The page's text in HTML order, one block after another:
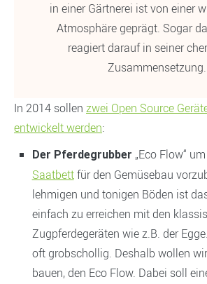
in einer Gärtnerei ist von einer
Atmosphäre geprägt. Sogar
reagiert darauf in seiner
Zusammensetzung.
In 2014 sollen zwei Open Source
entwickelt werden:
Der Pferdegrubber „Eco Flow“
Saatbettfür den Gemüsebau
lehmigen und tonigen Böden ist
einfach zu erreichen mit den
Zugpferdegeräten wie z.B. der
oft grobschollig. Deshalb wollen
bauen, den Eco Flow. Dabei soll